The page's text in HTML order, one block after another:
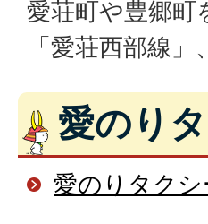
愛荘町や豊郷町
「愛荘西部線
愛のり
愛のりタク